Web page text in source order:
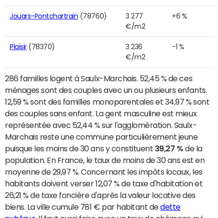
Jouars-Pontchartrain (78760)
3 277
€/m2
+6 %
Plaisir(78370)
3 236
€/m2
-1 %
286 familles logent à Saulx-Marchais. 52,45 % de ces
ménages sont des couples avec un ou plusieurs enfants.
12,59 % sont des familles monoparentales et 34,97 % sont
des couples sans enfant. La gent masculine est mieux
représentée avec 52,44 % sur l'agglomération. Saulx-
Marchais reste une commune particulièrement jeune
puisque les moins de 30 ans y constituent 39,27 % de la
population. En France, le taux de moins de 30 ans est en
moyenne de 29,97 %. Concernant les impôts locaux, les
habitants doivent verser 12,07 % de taxe d'habitation et
26,21 % de taxe foncière d'après la valeur locative des
biens. La ville cumule 781 € par habitant dedette